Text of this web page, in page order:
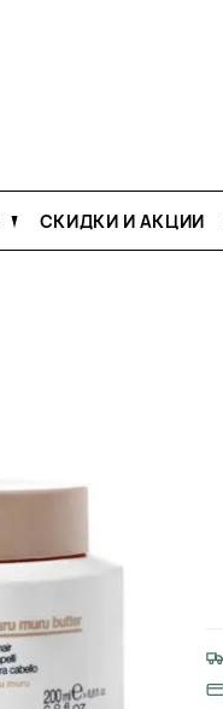
СКИДКИ И АКЦИИ